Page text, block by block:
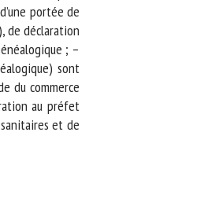
portée de
déclaration
; –
sont
du commerce
au préfet
et de